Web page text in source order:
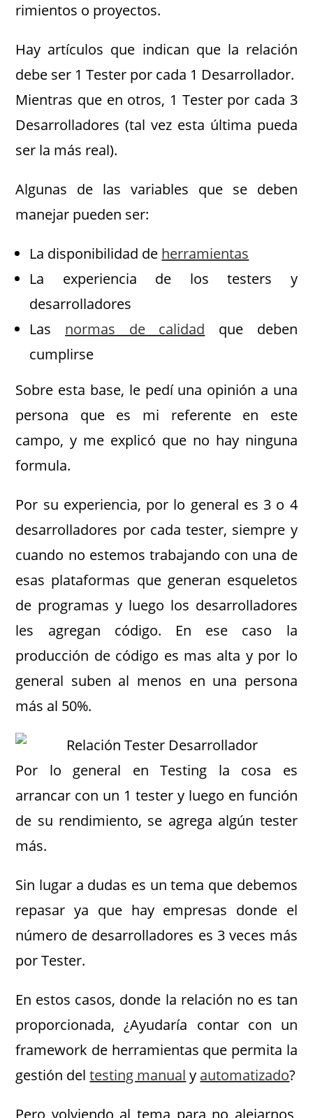
rimientos o proyectos.
Hay artículos que indican que la relación
debe ser 1 Tester por cada 1 Desarrollador.
Mientras que en otros, 1 Tester por cada 3
Desarrolladores (tal vez esta última pueda
ser la más real).
Algunas de las variables que se deben
manejar pueden ser:
La disponibilidad de herramientas
La experiencia de los testers y
desarrolladores
Las normas de calidad que deben
cumplirse
Sobre esta base, le pedí una opinión a una
persona que es mi referente en este
campo, y me explicó que no hay ninguna
formula.
Por su experiencia, por lo general es 3 o 4
desarrolladores por cada tester, siempre y
cuando no estemos trabajando con una de
esas plataformas que generan esqueletos
de programas y luego los desarrolladores
les agregan código. En ese caso la
producción de código es mas alta y por lo
general suben al menos en una persona
más al 50%.
Por lo general en Testing la cosa es
arrancar con un 1 tester y luego en función
de su rendimiento, se agrega algún tester
más.
Sin lugar a dudas es un tema que debemos
repasar ya que hay empresas donde el
número de desarrolladores es 3 veces más
por Tester.
En estos casos, donde la relación no es tan
proporcionada, ¿Ayudaría contar con un
framework de herramientas que permita la
gestión deltesting manual y automatizado?
Pero volviendo al tema para no alejarnos,